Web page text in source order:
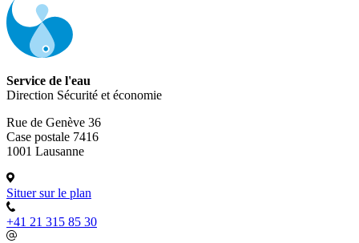
Service de l'eau
Direction Sécurité et économie
Rue de Genève 36
Case postale 7416
1001 Lausanne
Situer sur le plan
+41 21 315 85 30